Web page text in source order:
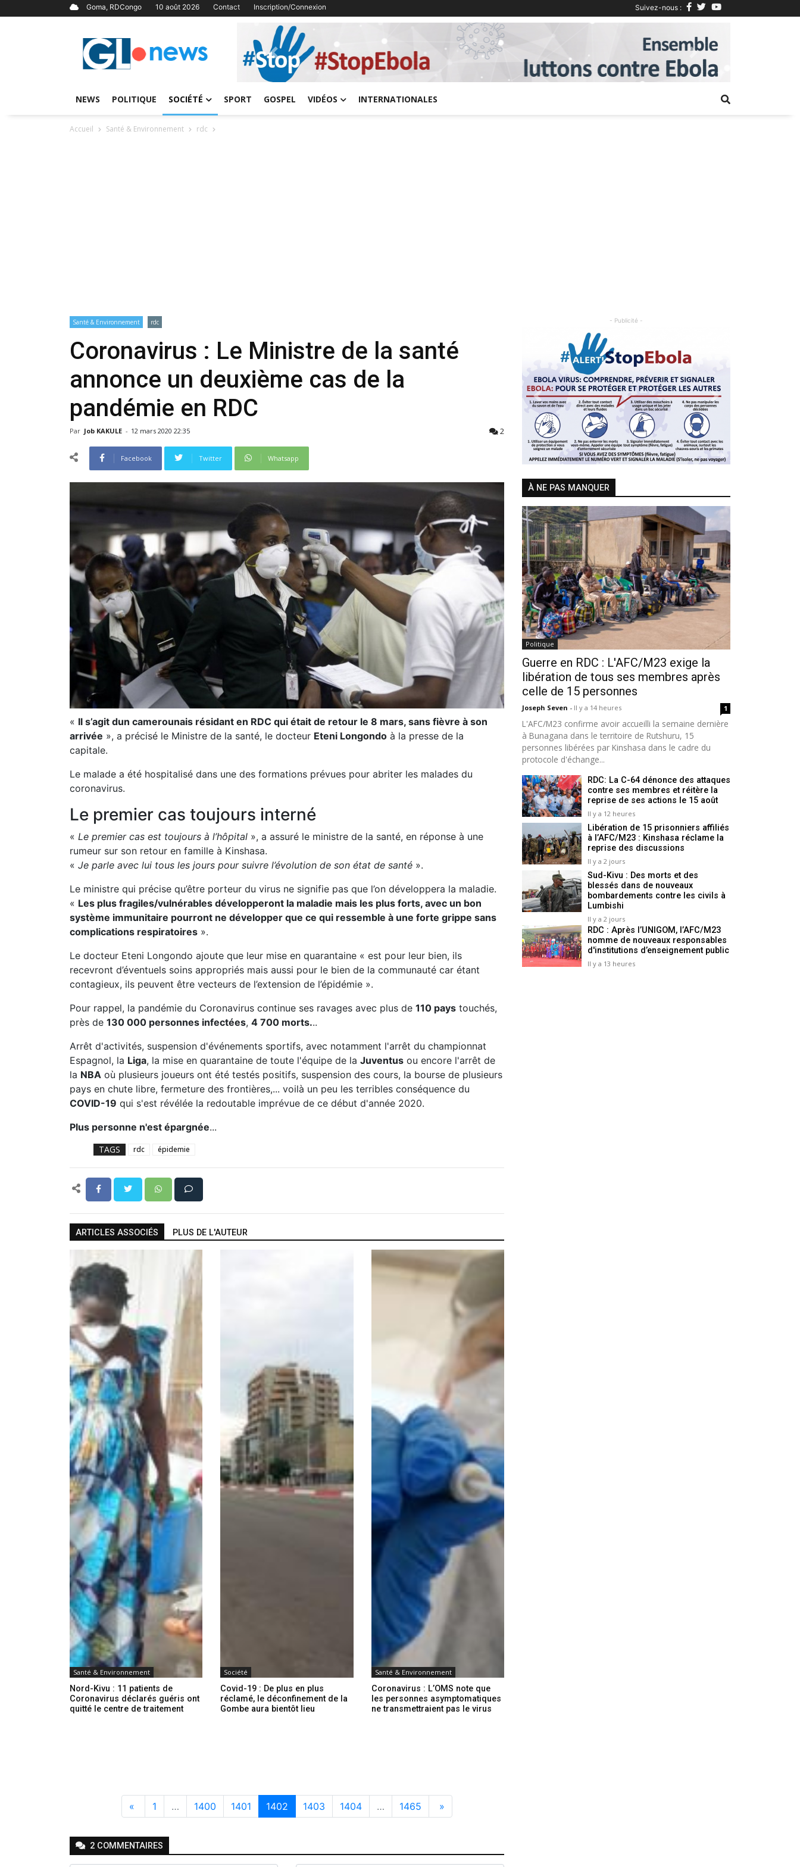
Goma, RDCongo 10 août 2026 Contact Inscription/Connexion Suivez-nous :
Previous Next
NEWS POLITIQUE SOCIÉTÉ SPORT GOSPEL VIDÉOS INTERNATIONALES
Accueil Santé & Environnement rdc
Santé & Environnement rdc
Coronavirus : Le Ministre de la santé
annonce un deuxième cas de la
pandémie en RDC
Par Job KAKULE - 12 mars 2020 22:35 2
Facebook Twitter Whatsapp
« Il s’agit dun camerounais résidant en RDC qui était de retour le 8 mars, sans fièvre à son
arrivée », a précisé le Ministre de la santé, le docteur Eteni Longondo à la presse de la
capitale.
Le malade a été hospitalisé dans une des formations prévues pour abriter les malades du
coronavirus.
Le premier cas toujours interné
« Le premier cas est toujours à l’hôpital », a assuré le ministre de la santé, en réponse à une
rumeur sur son retour en famille à Kinshasa.
« Je parle avec lui tous les jours pour suivre l’évolution de son état de santé ».
Le ministre qui précise qu’être porteur du virus ne signifie pas que l’on développera la maladie.
« Les plus fragiles/vulnérables développeront la maladie mais les plus forts, avec un bon
système immunitaire pourront ne développer que ce qui ressemble à une forte grippe sans
complications respiratoires ».
Le docteur Eteni Longondo ajoute que leur mise en quarantaine « est pour leur bien, ils
recevront d’éventuels soins appropriés mais aussi pour le bien de la communauté car étant
contagieux, ils peuvent être vecteurs de l’extension de l’épidémie ».
Pour rappel, la pandémie du Coronavirus continue ses ravages avec plus de 110 pays touchés,
près de 130 000 personnes infectées, 4 700 morts...
Arrêt d'activités, suspension d'événements sportifs, avec notamment l'arrêt du championnat
Espagnol, la Liga, la mise en quarantaine de toute l'équipe de la Juventus ou encore l'arrêt de
la NBA où plusieurs joueurs ont été testés positifs, suspension des cours, la bourse de plusieurs
pays en chute libre, fermeture des frontières,... voilà un peu les terribles conséquence du
COVID-19 qui s'est révélée la redoutable imprévue de ce début d'année 2020.
Plus personne n'est épargnée...
TAGS rdc épidemie
ARTICLES ASSOCIÉS PLUS DE L'AUTEUR
Santé & Environnement
Nord-Kivu : 11 patients de
Coronavirus déclarés guéris ont
quitté le centre de traitement
Société
Covid-19 : De plus en plus
réclamé, le déconfinement de la
Gombe aura bientôt lieu
Santé & Environnement
Coronavirus : L’OMS note que
les personnes asymptomatiques
ne transmettraient pas le virus
« 1 … 1400 1401 1402 1403 1404 … 1465 »
2 COMMENTAIRES
- Publicité -
Previous Next
À NE PAS MANQUER
Politique
Guerre en RDC : L'AFC/M23 exige la
libération de tous ses membres après
celle de 15 personnes
Joseph Seven - Il y a 14 heures 1
L'AFC/M23 confirme avoir accueilli la semaine dernière
à Bunagana dans le territoire de Rutshuru, 15
personnes libérées par Kinshasa dans le cadre du
protocole d'échange...
RDC: La C-64 dénonce des attaques
contre ses membres et réitère la
reprise de ses actions le 15 août
Il y a 12 heures
Libération de 15 prisonniers affiliés
à l’AFC/M23 : Kinshasa réclame la
reprise des discussions
Il y a 2 jours
Sud-Kivu : Des morts et des
blessés dans de nouveaux
bombardements contre les civils à
Lumbishi
Il y a 2 jours
RDC : Après l’UNIGOM, l’AFC/M23
nomme de nouveaux responsables
d'institutions d’enseignement public
Il y a 13 heures